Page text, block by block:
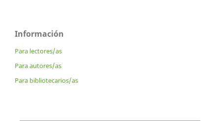
Información
Para lectores/as
Para autores/as
Para bibliotecarios/as